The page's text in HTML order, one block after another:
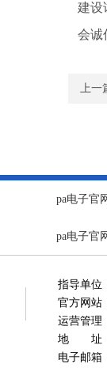
建设
会诚
上一
pa电子官
pa电子官
指导单位
官方网站
运营管理
地 址：
电子邮箱